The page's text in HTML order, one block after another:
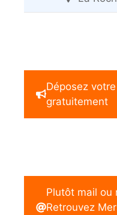
Déposez
gratuitement
Plutôt mail ou
Retrouvez